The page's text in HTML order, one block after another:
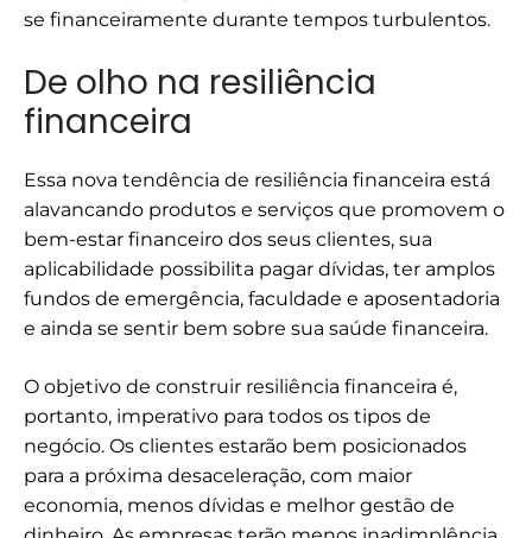
se financeiramente durante tempos turbulentos.
De olho na resiliência
financeira
Essa nova tendência de resiliência financeira está
alavancando produtos e serviços que promovem o
bem-estar financeiro dos seus clientes, sua
aplicabilidade possibilita pagar dívidas, ter amplos
fundos de emergência, faculdade e aposentadoria
e ainda se sentir bem sobre sua saúde financeira.
O objetivo de construir resiliência financeira é,
portanto, imperativo para todos os tipos de
negócio. Os clientes estarão bem posicionados
para a próxima desaceleração, com maior
economia, menos dívidas e melhor gestão de